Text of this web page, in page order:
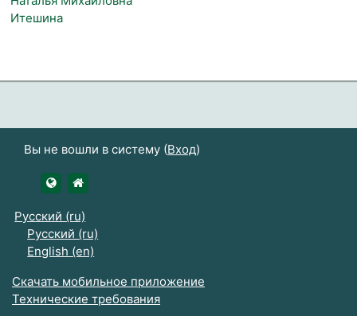
Итешина
Вы не вошли в систему (Вход)
https://udsau.ru
Русский ‎(ru)‎
Русский ‎(ru)‎
English ‎(en)‎
Скачать мобильное приложение
Технические требования